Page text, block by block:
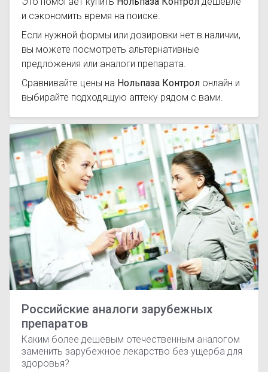
и сэкономить время на поиске.
Если нужной формы или дозировки нет в наличии,
вы можете посмотреть альтернативные
предложения или аналоги препарата.
Сравнивайте цены на Нольпаза Контрол онлайн и
выбирайте подходящую аптеку рядом с вами.
Российские аналоги зарубежных
препаратов
Каким более дешевым отечественным аналогом
заменить зарубежное лекарство без ущерба для
здоровья?